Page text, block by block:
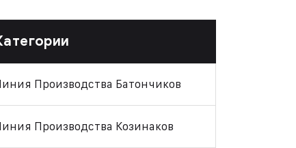
Производства Батончиков
Производства Козинаков